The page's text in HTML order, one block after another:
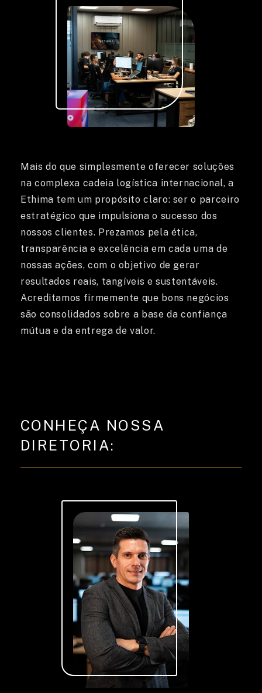
SOLUÇÕES
CUSTOMER SERVICES
Mais do que simplesmente oferecer soluções
na complexa cadeia logística internacional, a
Ethima tem um propósito claro: ser o parceiro
estratégico que impulsiona o sucesso dos
nossos clientes. Prezamos pela ética,
transparência e excelência em cada uma de
nossas ações, com o objetivo de gerar
resultados reais, tangíveis e sustentáveis.
Acreditamos firmemente que bons negócios
são consolidados sobre a base da confiança
mútua e da entrega de valor.
CONHEÇA NOSSA
DIRETORIA: